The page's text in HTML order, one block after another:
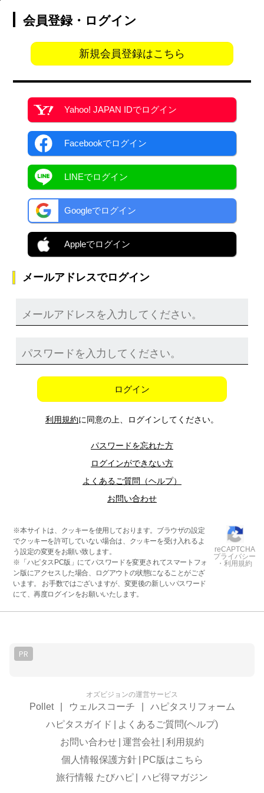
会員登録・ログイン
新規会員登録はこちら
Yahoo! JAPAN IDでログイン
Facebookでログイン
LINEでログイン
Googleでログイン
Appleでログイン
メールアドレスでログイン
ログイン
利用規約に同意の上、ログインしてください。
パスワードを忘れた方
ログインができない方
よくあるご質問（ヘルプ）
お問い合わせ
※本サイトは、クッキーを使用しております。ブラウザの設定
でクッキーを許可していない場合は、クッキーを受け入れるよ
う設定の変更をお願い致します。
※「ハピタスPC版」にてパスワードを変更されてスマートフォ
ン版にアクセスした場合、ログアウトの状態になることがござ
います。 お手数ではございますが、変更後の新しいパスワード
にて、再度ログインをお願いいたします。
reCAPTCHA
プライバシー
・利用規約
PR
オズビジョンの運営サービス
Pollet ウェルスコーチ
ハピタスリフォーム
ハピタスガイド
よくあるご質問(ヘルプ)
お問い合わせ 運営会社
利用規約
個人情報保護方針
PC版はこちら
旅行情報 たびハピ
ハピ得マガジン